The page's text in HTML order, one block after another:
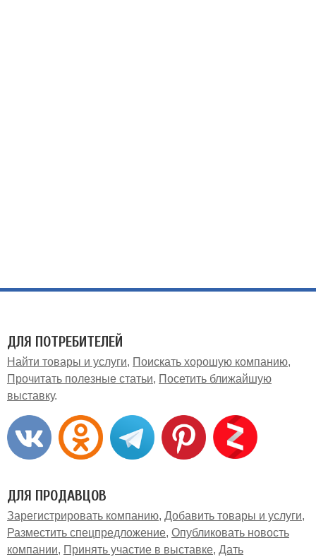
ДЛЯ ПОТРЕБИТЕЛЕЙ
Найти товары и услуги
Поискать хорошую компанию
Прочитать полезные статьи
Посетить ближайшую
выставку
ДЛЯ ПРОДАВЦОВ
Зарегистрировать компанию Добавить товары и услуги
Разместить спецпредложение Опубликовать новость
компании
Принять участие в выставке Дать